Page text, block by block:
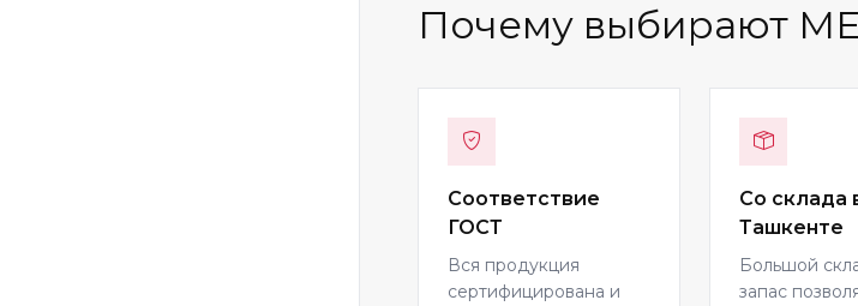
Почему выбирают
Соответствие
ГОСТ
Вся продукция
сертифицирована и
Со склада
Ташкенте
Большой
запас